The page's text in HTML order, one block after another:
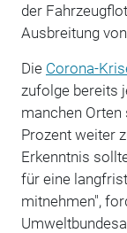
der
Ausbreitung
Die Corona-
zufolge bereits
manchen Orten
Prozent weiter
Erkenntnis
für eine
mitnehmen",